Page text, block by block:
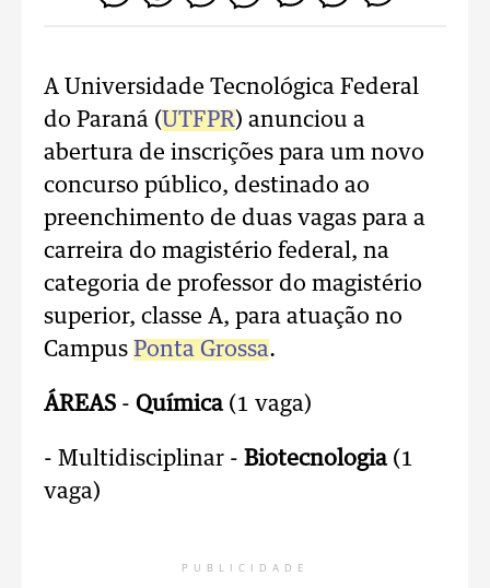
A Universidade Tecnológica Federal
do Paraná ( UTFPR) anunciou a
abertura de inscrições para um novo
concurso público, destinado ao
preenchimento de duas vagas para a
carreira do magistério federal, na
categoria de professor do magistério
superior, classe A, para atuação no
Campus Ponta Grossa.
ÁREAS - Química (1 vaga)
- Multidisciplinar - Biotecnologia (1
vaga)
PUBLICIDADE